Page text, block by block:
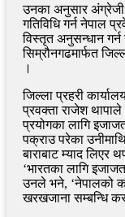
उनका अनुसार अंग्रेजी
गतिविधि गर्न नेपाल
विस्तृत अनुसन्धान गर्न
सिम्रौनगढमार्फत
।
जिल्ला प्रहरी
प्रवक्ता राजेश थापाले
प्रयोगका लागि
पक्राउ परेका
बाराबाट म्याद लिएर
‘भारतका लागि
उनले भने, ‘नेपालको
खरखजाना सम्बन्धि